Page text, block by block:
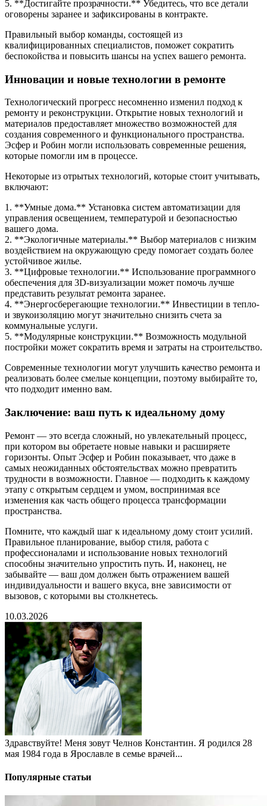
5. **Достигайте прозрачности.** Убедитесь, что все детали
оговорены заранее и зафиксированы в контракте.
Правильный выбор команды, состоящей из
квалифицированных специалистов, поможет сократить
беспокойства и повысить шансы на успех вашего ремонта.
Инновации и новые технологии в ремонте
Технологический прогресс несомненно изменил подход к
ремонту и реконструкции. Открытие новых технологий и
материалов предоставляет множество возможностей для
создания современного и функционального пространства.
Эсфер и Робин могли использовать современные решения,
которые помогли им в процессе.
Некоторые из отрытых технологий, которые стоит учитывать,
включают:
1. **Умные дома.** Установка систем автоматизации для
управления освещением, температурой и безопасностью
вашего дома.
2. **Экологичные материалы.** Выбор материалов с низким
воздействием на окружающую среду помогает создать более
устойчивое жилье.
3. **Цифровые технологии.** Использование программного
обеспечения для 3D-визуализации может помочь лучше
представить результат ремонта заранее.
4. **Энергосберегающие технологии.** Инвестиции в тепло-
и звукоизоляцию могут значительно снизить счета за
коммунальные услуги.
5. **Модулярные конструкции.** Возможность модульной
постройки может сократить время и затраты на строительство.
Современные технологии могут улучшить качество ремонта и
реализовать более смелые концепции, поэтому выбирайте то,
что подходит именно вам.
Заключение: ваш путь к идеальному дому
Ремонт — это всегда сложный, но увлекательный процесс,
при котором вы обретаете новые навыки и расширяете
горизонты. Опыт Эсфер и Робин показывает, что даже в
самых неожиданных обстоятельствах можно превратить
трудности в возможности. Главное — подходить к каждому
этапу с открытым сердцем и умом, воспринимая все
изменения как часть общего процесса трансформации
пространства.
Помните, что каждый шаг к идеальному дому стоит усилий.
Правильное планирование, выбор стиля, работа с
профессионалами и использование новых технологий
способны значительно упростить путь. И, наконец, не
забывайте — ваш дом должен быть отражением вашей
индивидуальности и вашего вкуса, вне зависимости от
вызовов, с которыми вы столкнетесь.
10.03.2026
Здравствуйте! Меня зовут Челнов Константин. Я родился 28
мая 1984 года в Ярославле в семье врачей...
Популярные статьи